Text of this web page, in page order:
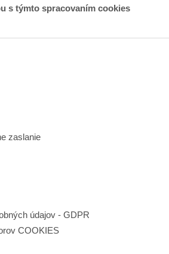
s týmto spracovaním cookies
zaslanie
údajov - GDPR
COOKIES